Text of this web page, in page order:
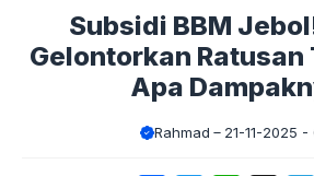
Subsidi BBM
Gelontorkan Ratusan
Apa
Rahmad 21-11-2025 -